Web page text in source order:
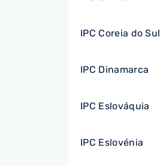
IPC Coreia do Sul
IPC Dinamarca
IPC Eslováquia
IPC Eslovénia